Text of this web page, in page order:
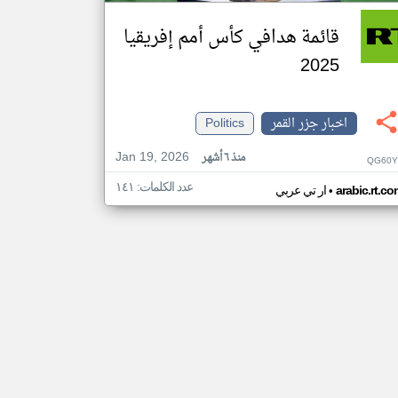
قائمة هدافي كأس أمم إفريقيا
2025
اخبار جزر القمر
Politics
Jan 19, 2026
منذ ٦ أشهر
ار تي عربي• عدد الكلمات: ١٤١